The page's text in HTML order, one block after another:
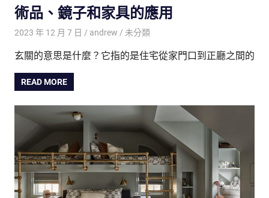
術品、鏡子和家具的應用
2023 年 12 月 7 日 andrew 未分類
玄關的意思是什麼？它指的是住宅從家門口到正廳之間的
READ MORE